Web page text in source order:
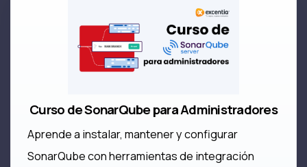
Curso de SonarQube para Administradores
Aprende a instalar, mantener y configurar
SonarQube con herramientas de integración